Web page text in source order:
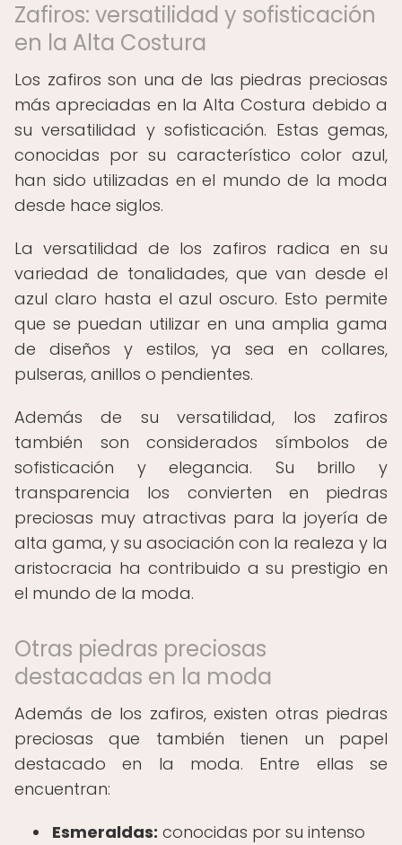
Zafiros: versatilidad y sofisticación
en la Alta Costura
Los zafiros son una de las piedras preciosas
más apreciadas en la Alta Costura debido a
su versatilidad y sofisticación. Estas gemas,
conocidas por su característico color azul,
han sido utilizadas en el mundo de la moda
desde hace siglos.
La versatilidad de los zafiros radica en su
variedad de tonalidades, que van desde el
azul claro hasta el azul oscuro. Esto permite
que se puedan utilizar en una amplia gama
de diseños y estilos, ya sea en collares,
pulseras, anillos o pendientes.
Además de su versatilidad, los zafiros
también son considerados símbolos de
sofisticación y elegancia. Su brillo y
transparencia los convierten en piedras
preciosas muy atractivas para la joyería de
alta gama, y su asociación con la realeza y la
aristocracia ha contribuido a su prestigio en
el mundo de la moda.
Otras piedras preciosas
destacadas en la moda
Además de los zafiros, existen otras piedras
preciosas que también tienen un papel
destacado en la moda. Entre ellas se
encuentran:
Esmeraldas: conocidas por su intenso